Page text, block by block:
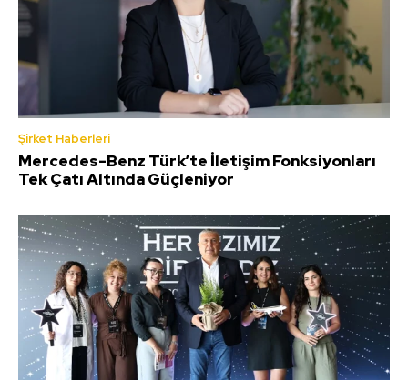
Şirket Haberleri
Mercedes-Benz Türk’te İletişim Fonksiyonları
Tek Çatı Altında Güçleniyor